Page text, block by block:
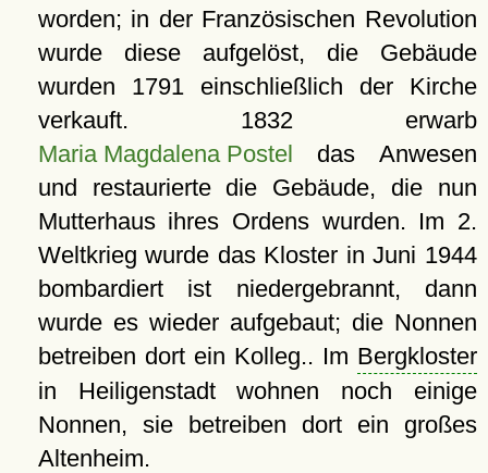
worden; in der Französischen Revolution
wurde diese aufgelöst, die Gebäude
wurden 1791 einschließlich der Kirche
verkauft. 1832 erwarb
Maria Magdalena Postel das Anwesen
und restaurierte die Gebäude, die nun
Mutterhaus ihres Ordens wurden. Im 2.
Weltkrieg wurde das Kloster in Juni 1944
bombardiert ist niedergebrannt, dann
wurde es wieder aufgebaut; die Nonnen
betreiben dort ein Kolleg.. Im Bergkloster
in Heiligenstadt wohnen noch einige
Nonnen, sie betreiben dort ein großes
Altenheim.